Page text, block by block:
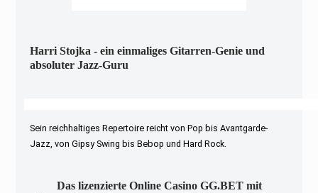
Harri Stojka - ein einmaliges Gitarren-Genie und
absoluter Jazz-Guru
Sein reichhaltiges Repertoire reicht von Pop bis Avantgarde-
Jazz, von Gipsy Swing bis Bebop und Hard Rock.
Das lizenzierte Online Casino GG.BET mit